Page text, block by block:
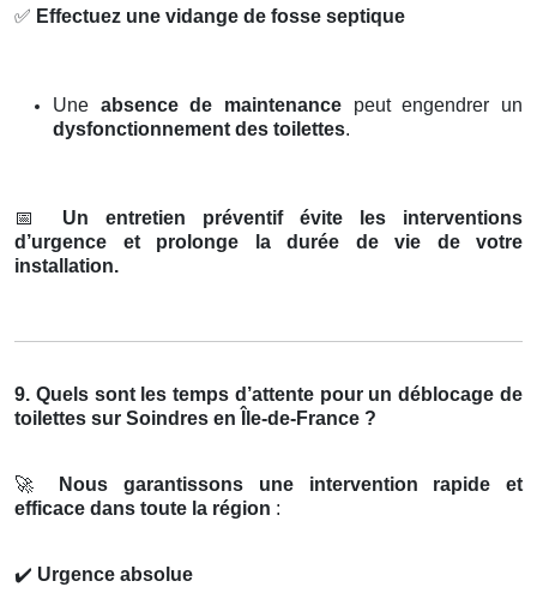
✅ Effectuez une vidange de fosse septique
Une absence de maintenance peut engendrer un
dysfonctionnement des toilettes.
📅
Un entretien préventif évite les interventions
d’urgence et prolonge la durée de vie de votre
installation.
9. Quels sont les temps d’attente pour un déblocage de
toilettes sur Soindres en Île-de-France ?
🚀
Nous garantissons une intervention rapide et
efficace dans toute la région :
✔️ Urgence absolue